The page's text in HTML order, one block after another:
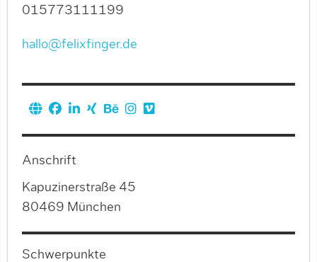
015773111199
hallo@felixfinger.de
Anschrift
Kapuzinerstraße 45
80469 München
Schwerpunkte